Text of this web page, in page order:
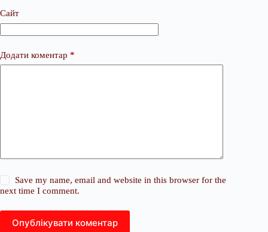
Сайт
Додати коментар *
Save my name, email and website in this browser for the
next time I comment.
Опублікувати коментар